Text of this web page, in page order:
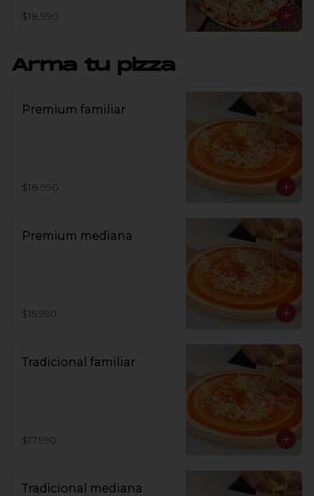
$18.990
Arma tu pizza
Premium familiar
$18.990
Premium mediana
$15.990
Tradicional familiar
$17.990
Tradicional mediana